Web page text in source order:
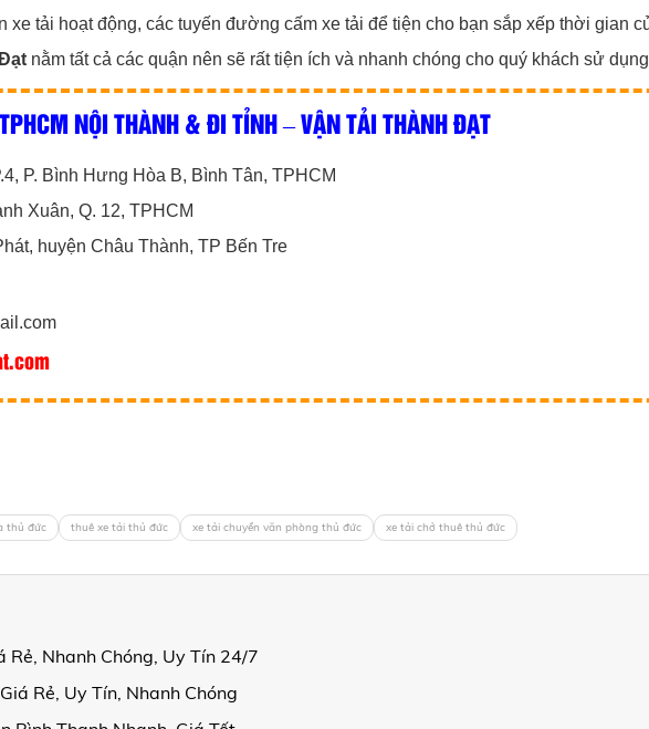
tải hoạt động, các tuyến đường cấm xe tải để tiện cho bạn sắp xếp thời gian
nằm tất cả các quận nên sẽ rất tiện ích và nhanh chóng cho quý khách sử
NỘI THÀNH & ĐI TỈNH – VẬN TẢI THÀNH ĐẠT
P. Bình Hưng Hòa B, Bình Tân, TPHCM
Xuân, Q. 12, TPHCM
huyện Châu Thành, TP Bến Tre
thủ đức thuê xe tải thủ đức xe tải chuyển văn phòng thủ đức xe tải chở thuê thủ đức
Rẻ, Nhanh Chóng, Uy Tín 24/7
Rẻ, Uy Tín, Nhanh Chóng